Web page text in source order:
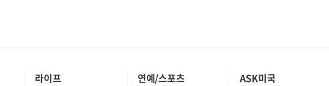
라이프 연예/스포츠 ASK미국